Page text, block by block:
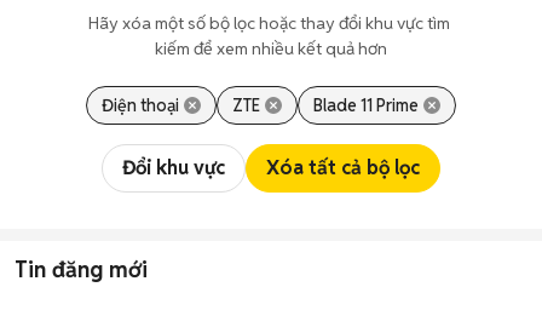
Hãy xóa một số bộ lọc hoặc thay đổi khu vực tìm
kiếm để xem nhiều kết quả hơn
Điện thoại ZTE Blade 11 Prime
Đổi khu vực Xóa tất cả bộ lọc
Tin đăng mới